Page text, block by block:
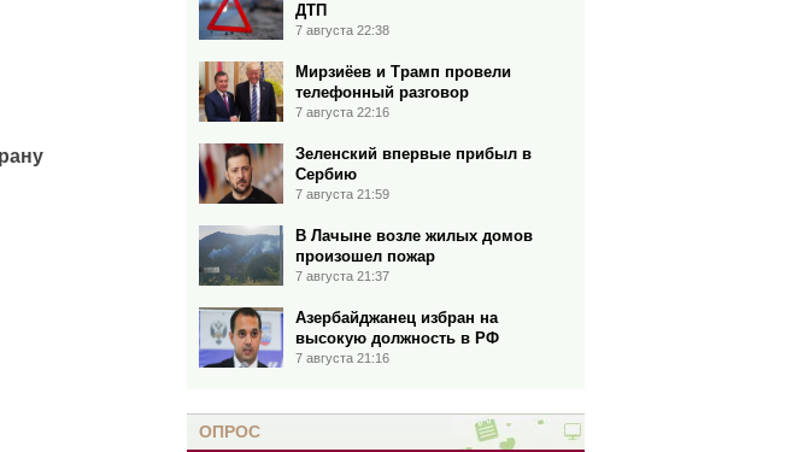
ДТП
7 августа 22:38
Мирзиёев и Трамп провели
телефонный разговор
7 августа 22:16
Зеленский впервые прибыл в
Сербию
7 августа 21:59
В Лачыне возле жилых домов
произошел пожар
7 августа 21:37
Азербайджанец избран на
высокую должность в РФ
7 августа 21:16
ОПРОС